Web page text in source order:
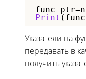
Print
Указатели на
передавать в
получить